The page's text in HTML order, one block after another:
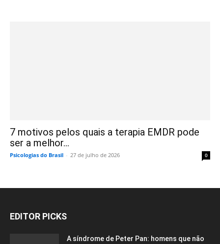
7 motivos pelos quais a terapia EMDR pode
ser a melhor...
Psicologias do Brasil - 27 de julho de 2026 0
EDITOR PICKS
A síndrome de Peter Pan: homens que não